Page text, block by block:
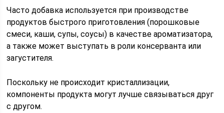
Часто добавка используется при производстве
продуктов быстрого приготовления (порошковые
смеси, каши, супы, соусы) в качестве ароматизатора,
а также может выступать в роли консерванта или
загустителя.
Поскольку не происходит кристаллизации,
компоненты продукта могут лучше связываться друг
с другом.